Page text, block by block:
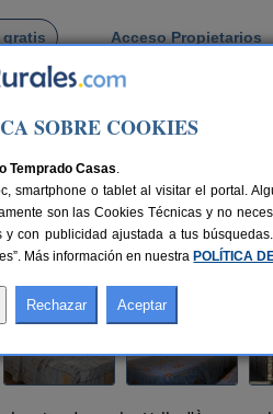
gratis Acceso Propietarios
SOBRE COOKIES
Temprado Casas.
o tablet al visitar el portal.
son las Cookies Técnicas y no
con publicidad ajustada a tus
Más información en nuestra POLÍTICA